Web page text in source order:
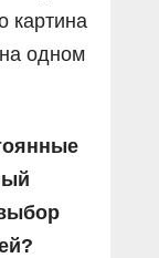
картина
одном